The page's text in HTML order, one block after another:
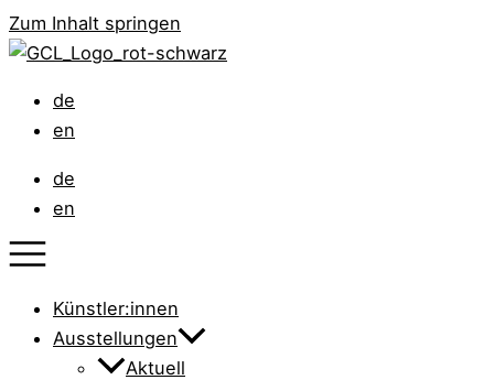
Zum Inhalt springen
de
en
de
en
Künstler:innen
Ausstellungen
Aktuell